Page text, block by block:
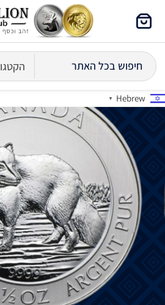
Hebrew
▼